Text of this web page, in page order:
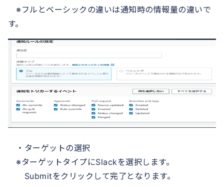
※フルとベーシックの違いは通知時の情報量の違いで
す。
・ターゲットの選択
※ターゲットタイプにSlackを選択します。
Submitをクリックして完了となります。